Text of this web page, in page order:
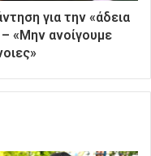
για την «άδεια
«Μην ανοίγουμε